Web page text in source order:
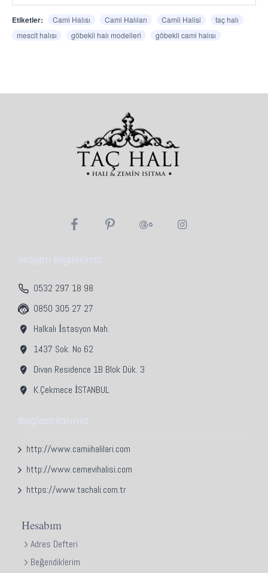
*İstenilen ham madde, renk ve desende imalat
mümkündür.
Etiketler: Cami Halısı Cami Halıları Camii Halisi
taç halı
mescit halısı
göbekli halı modelleri göbekli cami halısı
İletişim Bilgilerimiz
0532 297 18 98
0850 305 27 27
Halkalı İstasyon Mah.
1437 Sok. No 62
Divan Residence 1B Blok Dük. 3
K.Çekmece İSTANBUL
Bağlantılarımız
http://www.camiihalilari.com
http://www.cemevihalisi.com
https://www.tachali.com.tr
Hesabım
Adres Defteri
Beğendiklerim